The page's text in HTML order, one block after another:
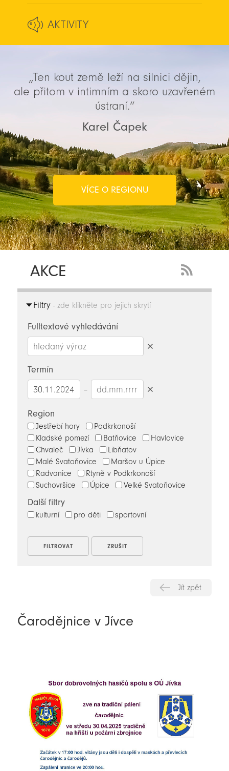
AKTIVITY
„Ten kout země leží na silnici dějin,
ale přitom v intimním a skoro uzavřeném
ústraní.“
Karel Čapek
VÍCE O REGIONU
AKCE
Feed
Filtry- zde klikněte pro jejich skrytí
Fulltextové vyhledávání
Termín
–
Region
Jestřebí hory
Podkrkonoší
Kladské pomezí
Batňovice
Havlovice
Chvaleč
Jívka
Libňatov
Malé Svatoňovice
Maršov u Úpice
Radvanice
Rtyně v Podkrkonoší
Suchovršice
Úpice Velké Svatoňovice
Další filtry
kulturní pro děti sportovní
Jít zpět
Čarodějnice v Jívce